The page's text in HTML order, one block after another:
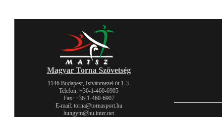
Magyar Torna Szövetség
1146 Budapest, Istvánmezei út 1-3.
Telefon: +36-1-460-6905
Fax: +36-1-460-6907
E-mail: torna@tornasport.hu
hungym@hu.inter.net